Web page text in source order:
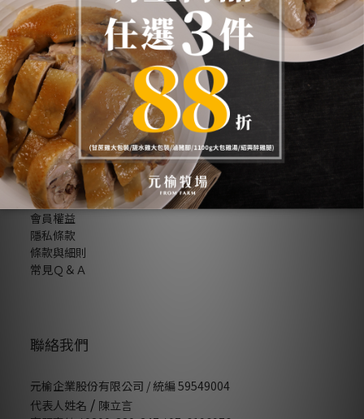
衝浪雞
重要公告
媒體推薦
哪裡找到我們
檢驗報告
人才招募
顧客服務
會員權益
隱私條款
條款與細則
常見Ｑ＆Ａ
聯絡我們
元榆企業股份有限公司 / 統編 59549004
代表人姓名 / 陳立言